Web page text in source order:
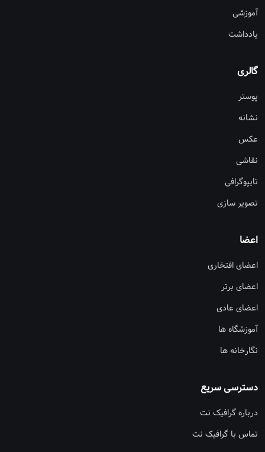
آموزشی
یادداشت
گالری
پوستر
نشانه
عکس
نقاشی
تایپوگرافی
تصویر سازی
اعضا
اعضای افتخاری
اعضای برتر
اعضای عادی
آموزشگاه ها
نگارخانه ها
دسترسی سریع
درباره گرافیک نت
تماس با گرافیک نت